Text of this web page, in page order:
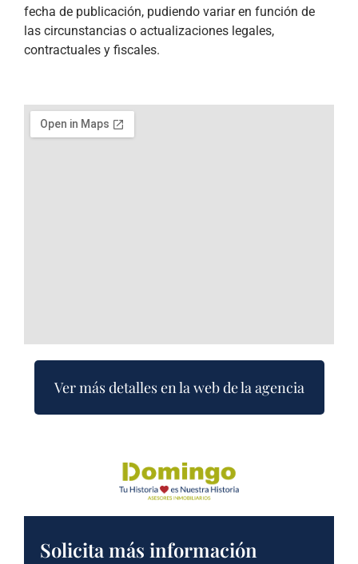
fecha de publicación, pudiendo variar en función de
las circunstancias o actualizaciones legales,
contractuales y fiscales.
Ver más detalles en la web de la agencia
Solicita más información